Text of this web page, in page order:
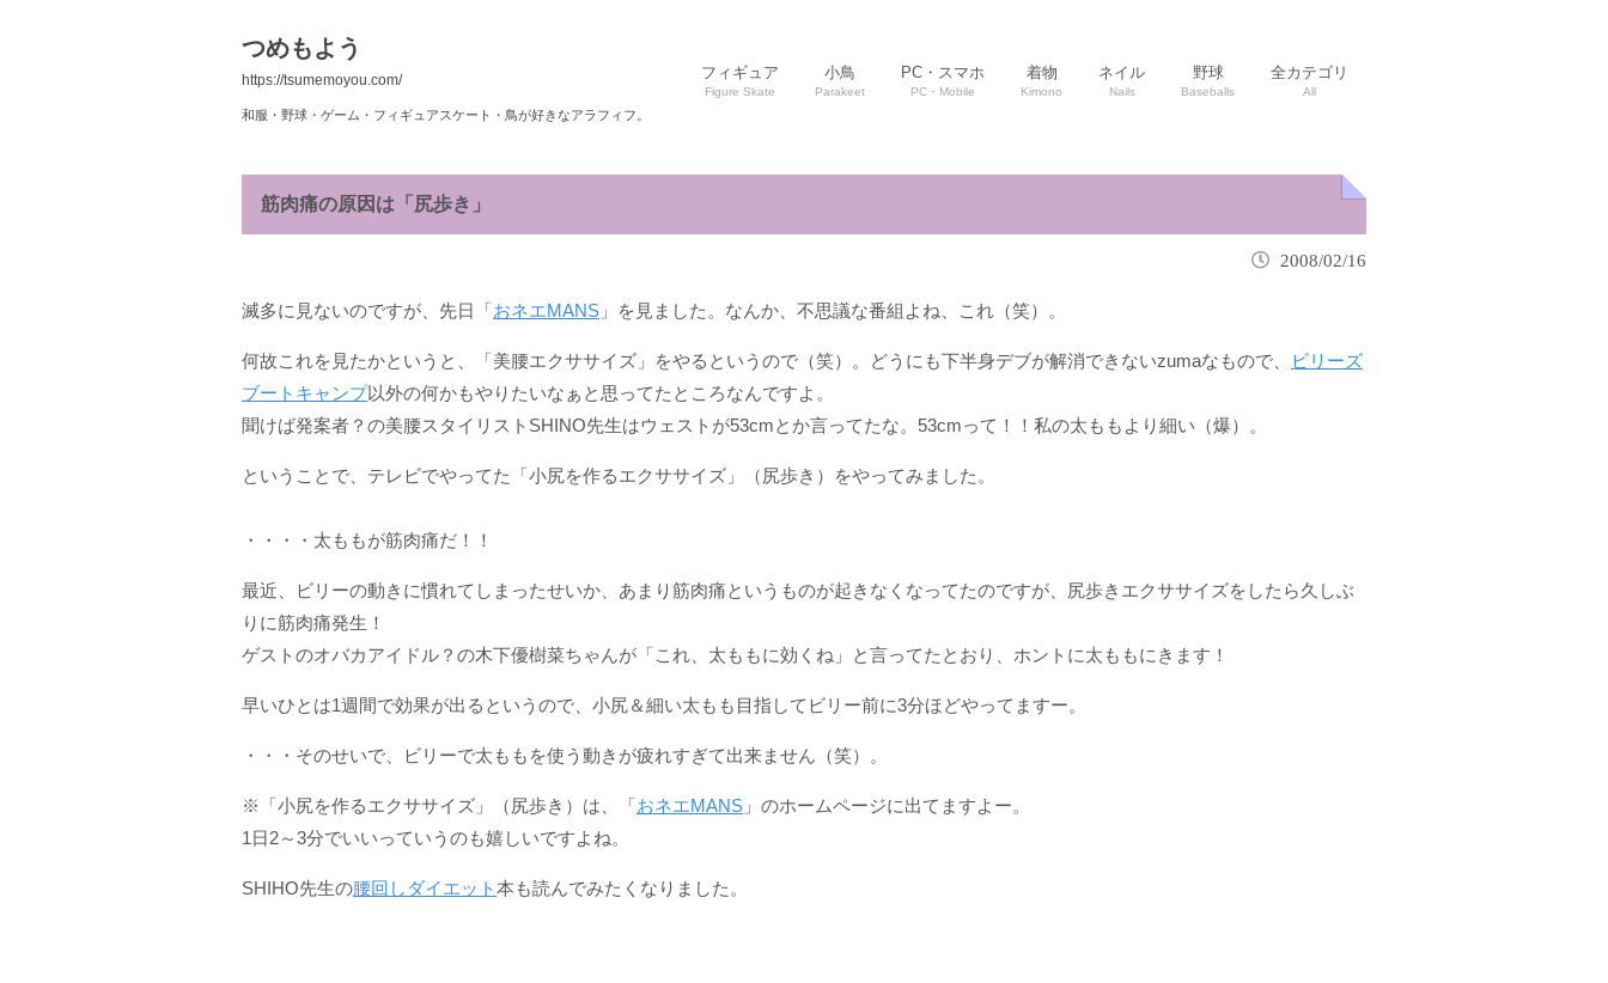
つめもよう
https://tsumemoyou.com/
和服・野球・ゲーム・フィギュアスケート・鳥が好きなアラフィフ。
フィギュア
Figure Skate
小鳥
Parakeet
PC・スマホ
PC・Mobile
着物
Kimono
ネイル
Nails
野球
Baseballs
全カテゴリ
All
筋肉痛の原因は「尻歩き」
2008/02/16
滅多に見ないのですが、先日「おネエMANS 」を見ました。なんか、不思議な番組よね、これ（笑）。
何故これを見たかというと、「美腰エクササイズ」をやるというので（笑）。どうにも下半身デブが解消できないzumaなもので、
ビリーズ
ブートキャンプ以外の何かもやりたいなぁと思ってたところなんですよ。
聞けば発案者？の美腰スタイリストSHINO先生はウェストが53cmとか言ってたな。53cmって！！私の太ももより細い（爆）。
ということで、テレビでやってた「小尻を作るエクササイズ」（尻歩き）をやってみました。
・・・・太ももが筋肉痛だ！！
最近、ビリーの動きに慣れてしまったせいか、あまり筋肉痛というものが起きなくなってたのですが、尻歩きエクササイズをしたら久しぶ
りに筋肉痛発生！
ゲストのオバカアイドル？の木下優樹菜ちゃんが「これ、太ももに効くね」と言ってたとおり、ホントに太ももにきます！
早いひとは1週間で効果が出るというので、小尻＆細い太もも目指してビリー前に3分ほどやってますー。
・・・そのせいで、ビリーで太ももを使う動きが疲れすぎて出来ません（笑）。
※「小尻を作るエクササイズ」（尻歩き）は、「おネエMANS 」のホームページに出てますよー。
1日2～3分でいいっていうのも嬉しいですよね。
SHIHO先生の腰回しダイエット本も読んでみたくなりました。